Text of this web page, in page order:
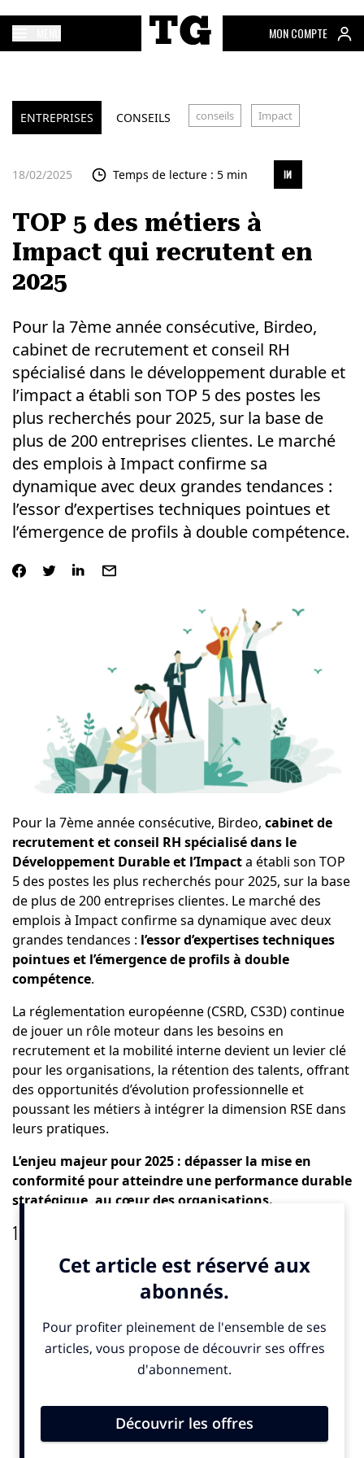
MON COMPTE
ENTREPRISES CONSEILS conseils Impact
18/02/2025 Temps de lecture : 5 min
TOP 5 des métiers à
Impact qui recrutent en
2025
Pour la 7ème année consécutive, Birdeo,
cabinet de recrutement et conseil RH
spécialisé dans le développement durable et
l’impact a établi son TOP 5 des postes les
plus recherchés pour 2025, sur la base de
plus de 200 entreprises clientes. Le marché
des emplois à Impact confirme sa
dynamique avec deux grandes tendances :
l’essor d’expertises techniques pointues et
l’émergence de profils à double compétence.
Pour la 7ème année consécutive, Birdeo, cabinet de
recrutement et conseil RH spécialisé dans le
Développement Durable et l’Impacta établi son TOP
5 des postes les plus recherchés pour 2025, sur la base
de plus de 200 entreprises clientes. Le marché des
emplois à Impact confirme sa dynamique avec deux
grandes tendances : l’essor d’expertises techniques
pointues et l’émergence de profils à double
compétence.
La réglementation européenne (CSRD, CS3D) continue
de jouer un rôle moteur dans les besoins en
recrutement et la mobilité interne devient un levier clé
pour les organisations, la rétention des talents, offrant
des opportunités d’évolution professionnelle et
poussant les métiers à intégrer la dimension RSE dans
leurs pratiques.
L’enjeu majeur pour 2025 : dépasser la mise en
conformité pour atteindre une performance durable
stratégique, au cœur desorganisations.
1 – LE/LA CHEF DE PROJET ECONOMIE CIRCULAIRE (ACV-
éco-conception)
Les réglementations, le lancement de nouvelles REP
(responsabilité élargie du producteur), engagent les
entreprises à repenser leurs offres produits : des
matériaux à l’éco-conception des produits et du
packaging, la fin de vie du produit, le réemploi …toute
Le chef de projet écoconception et recyclabilité conçoit
des produits et services en minimisant les effets